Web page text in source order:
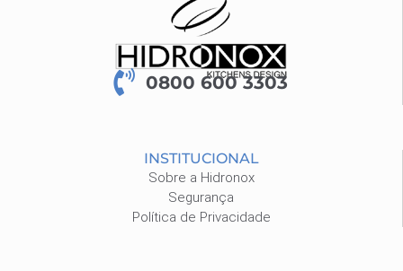
0800 600 3303
INSTITUCIONAL
Sobre a Hidronox
Segurança
Política de Privacidade